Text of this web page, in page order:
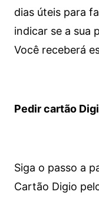
dias úteis para
indicar se a sua
Você receberá
Pedir cartão
Siga o passo a
Cartão Digio